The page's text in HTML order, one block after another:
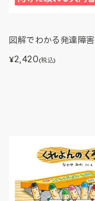
図解でわかる発達障害
¥2,420(税込)